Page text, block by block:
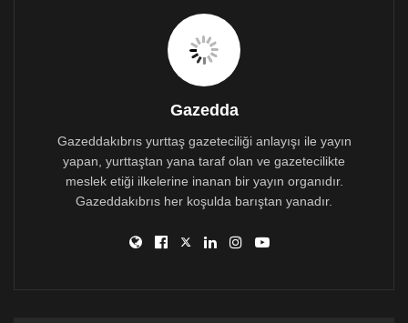
Öte yandan Halkın Partisi ise “ülkemizde temel hak ve
özgürlüklerimizin korunması ve adaletin sağlanmasında
en büyük güvencemiz olan yargı bağımsızlığına
tartışmasız sahip çıkılmalıdır” diyerek, Barolar
Birliği’nin gerçekleştireceği eyleme destek belirtti.
Gazedda
Gazeddakıbrıs yurttaş gazeteciliği anlayışı ile yayın
yapan, yurttaştan yana taraf olan ve gazetecilikte
meslek etiği ilkelerine inanan bir yayın organıdır.
Gazeddakıbrıs her koşulda barıştan yanadır.